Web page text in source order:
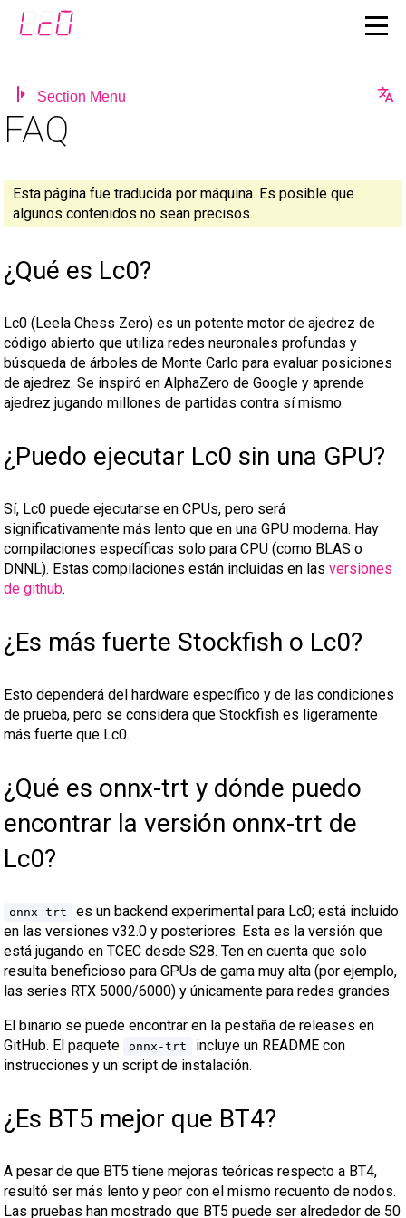
Section Menu
FAQ
Esta página fue traducida por máquina. Es posible que
algunos contenidos no sean precisos.
¿Qué es Lc0?
Lc0 (Leela Chess Zero) es un potente motor de ajedrez de
código abierto que utiliza redes neuronales profundas y
búsqueda de árboles de Monte Carlo para evaluar posiciones
de ajedrez. Se inspiró en AlphaZero de Google y aprende
ajedrez jugando millones de partidas contra sí mismo.
¿Puedo ejecutar Lc0 sin una GPU?
Sí, Lc0 puede ejecutarse en CPUs, pero será
significativamente más lento que en una GPU moderna. Hay
compilaciones específicas solo para CPU (como BLAS o
DNNL). Estas compilaciones están incluidas en las versiones
de github.
¿Es más fuerte Stockfish o Lc0?
Esto dependerá del hardware específico y de las condiciones
de prueba, pero se considera que Stockfish es ligeramente
más fuerte que Lc0.
¿Qué es onnx-trt y dónde puedo
encontrar la versión onnx-trt de
Lc0?
onnx-trt
es un backend experimental para Lc0; está incluido
en las versiones v32.0 y posteriores. Esta es la versión que
está jugando en TCEC desde S28. Ten en cuenta que solo
resulta beneficioso para GPUs de gama muy alta (por ejemplo,
las series RTX 5000/6000) y únicamente para redes grandes.
El binario se puede encontrar en la pestaña de releases en
GitHub. El paquete
onnx-trt
incluye un README con
instrucciones y un script de instalación.
¿Es BT5 mejor que BT4?
A pesar de que BT5 tiene mejoras teóricas respecto a BT4,
resultó ser más lento y peor con el mismo recuento de nodos.
Las pruebas han mostrado que BT5 puede ser alrededor de 50